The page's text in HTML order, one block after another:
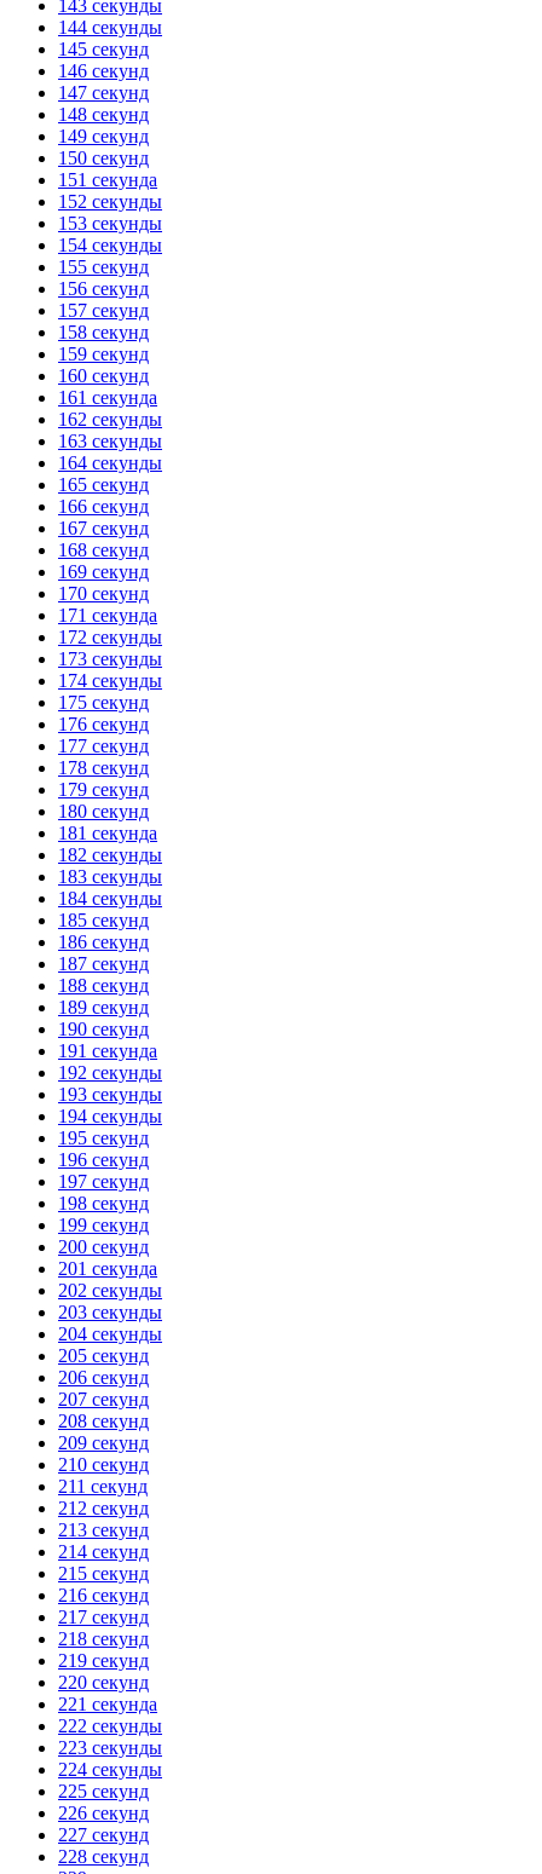
143 секунды
144 секунды
145 секунд
146 секунд
147 секунд
148 секунд
149 секунд
150 секунд
151 секунда
152 секунды
153 секунды
154 секунды
155 секунд
156 секунд
157 секунд
158 секунд
159 секунд
160 секунд
161 секунда
162 секунды
163 секунды
164 секунды
165 секунд
166 секунд
167 секунд
168 секунд
169 секунд
170 секунд
171 секунда
172 секунды
173 секунды
174 секунды
175 секунд
176 секунд
177 секунд
178 секунд
179 секунд
180 секунд
181 секунда
182 секунды
183 секунды
184 секунды
185 секунд
186 секунд
187 секунд
188 секунд
189 секунд
190 секунд
191 секунда
192 секунды
193 секунды
194 секунды
195 секунд
196 секунд
197 секунд
198 секунд
199 секунд
200 секунд
201 секунда
202 секунды
203 секунды
204 секунды
205 секунд
206 секунд
207 секунд
208 секунд
209 секунд
210 секунд
211 секунд
212 секунд
213 секунд
214 секунд
215 секунд
216 секунд
217 секунд
218 секунд
219 секунд
220 секунд
221 секунда
222 секунды
223 секунды
224 секунды
225 секунд
226 секунд
227 секунд
228 секунд